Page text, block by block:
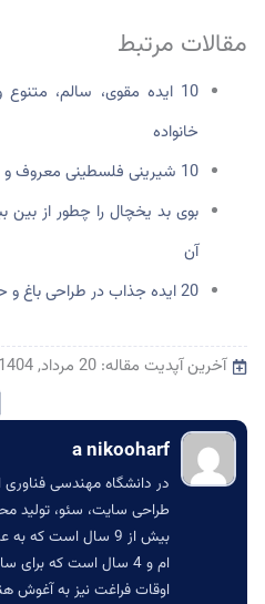
مقالات مرتبط
10 ایده مقوی، سالم،
خانواده
10 شیرینی فلسطینی معروف و خوشمزه
آن
20 ایده جذاب در طراحی باغ و حیاط
آخرین آپدیت مقاله: 20 مرداد, 1404
a nikooharf
طراحی سایت، سئو، تولید
بیش از 9 سال است که
ام و 4 سال است که
اوقات فراغت نیز به آغوش